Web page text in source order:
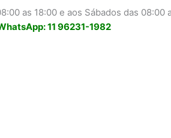
as 18:00 e aos Sábados das 08:00
11 96231-1982